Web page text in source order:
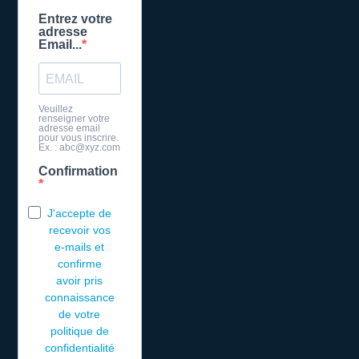
Entrez votre
adresse
Email...
Veuillez
renseigner votre
adresse email
pour vous inscrire.
Ex. : abc@xyz.com
Confirmation
J'accepte de
recevoir vos
e-mails et
confirme
avoir pris
connaissance
de votre
politique de
confidentialité